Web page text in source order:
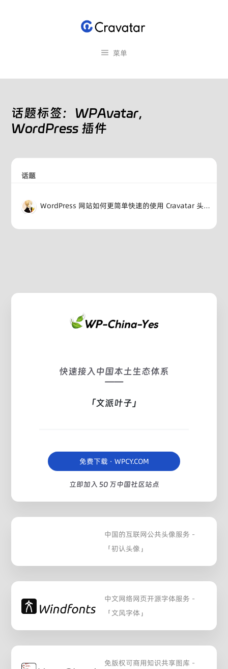
菜单
话题标签：WPAvatar，
WordPress 插件
话题
WordPress 网站如何更简单快速的使用 Cravatar 头像服务?
快速接入中国本土生态体系
——
「文派叶子」
免费下载 · WPCY.COM
立即加入 50 万中国社区站点
中国的互联网公共头像服务 -
「初认头像」
中文网络网页开源字体服务 -
「文风字体」
免版权可商用知识共享图库 -